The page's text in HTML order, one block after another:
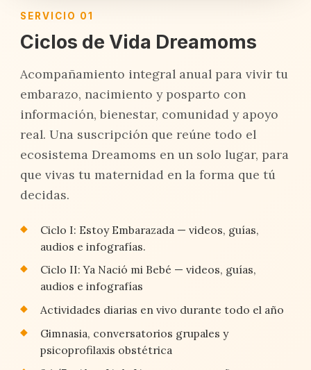
SERVICIO 01
Ciclos de Vida Dreamoms
Acompañamiento integral anual para vivir tu
embarazo, nacimiento y posparto con
información, bienestar, comunidad y apoyo
real. Una suscripción que reúne todo el
ecosistema Dreamoms en un solo lugar, para
que vivas tu maternidad en la forma que tú
decidas.
Ciclo I: Estoy Embarazada — videos, guías,
audios e infografías.
Ciclo II: Ya Nació mi Bebé — videos, guías,
audios e infografías
Actividades diarias en vivo durante todo el año
Gimnasia, conversatorios grupales y
psicoprofilaxis obstétrica